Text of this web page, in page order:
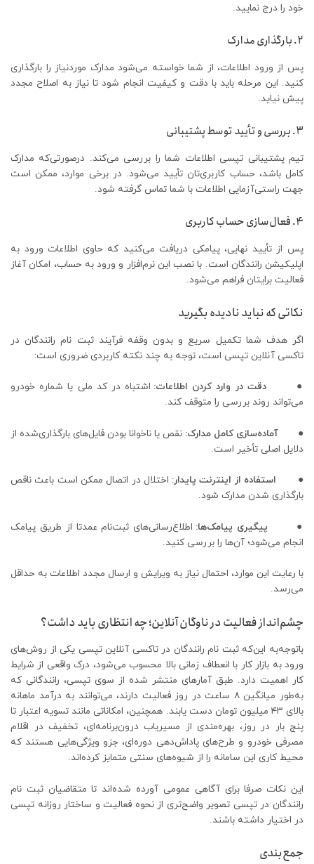
خود را درج نمایید.
۲. بارگذاری مدارک
پس از ورود اطلاعات، از شما خواسته می‌شود مدارک موردنیاز را بارگذاری
کنید. این مرحله باید با دقت و کیفیت انجام شود تا نیاز به اصلاح مجدد
پیش نیاید.
۳. بررسی و تأیید توسط پشتیبانی
تیم پشتیبانی تپسی اطلاعات شما را بررسی می‌کند. درصورتی‌که مدارک
کامل باشد، حساب کاربری‌تان تأیید می‌شود. در برخی موارد، ممکن است
جهت راستی‌آزمایی اطلاعات با شما تماس گرفته شود.
۴. فعال‌سازی حساب کاربری
پس از تأیید نهایی، پیامکی دریافت می‌کنید که حاوی اطلاعات ورود به
اپلیکیشن رانندگان است. با نصب این نرم‌افزار و ورود به حساب، امکان آغاز
فعالیت برایتان فراهم می‌شود.
نکاتی که نباید نادیده بگیرید
اگر هدف شما تکمیل سریع و بدون وقفه فرآیند ثبت نام رانندگان در
تاکسی آنلاین تپسی است، توجه به چند نکته کاربردی ضروری است:
●دقت در وارد کردن اطلاعات: اشتباه در کد ملی یا شماره خودرو
می‌تواند روند بررسی را متوقف کند.
● آماده‌سازی کامل مدارک: نقص یا ناخوانا بودن فایل‌های بارگذاری‌شده از
دلایل اصلی تأخیر است.
● استفاده از اینترنت پایدار: اختلال در اتصال ممکن است باعث ناقص
بارگذاری شدن مدارک شود.
● پیگیری پیامک‌ها: اطلاع‌رسانی‌های ثبت‌نام عمدتا از طریق پیامک
انجام می‌شود؛ آن‌ها را بررسی کنید.
با رعایت این موارد، احتمال نیاز به ویرایش و ارسال مجدد اطلاعات به حداقل
می‌رسد.
چشم‌انداز فعالیت در ناوگان آنلاین؛ چه انتظاری باید داشت؟
باتوجه‌به این‌که ثبت نام رانندگان در تاکسی آنلاین تپسی یکی از روش‌های
ورود به بازار کار با انعطاف زمانی بالا محسوب می‌شود، درک واقعی از شرایط
کار اهمیت دارد. طبق آمارهای منتشر شده از سوی تپسی، رانندگانی که
به‌طور میانگین ۸ ساعت در روز فعالیت دارند، می‌توانند به درآمد ماهانه
بالای ۴۳ میلیون تومان دست یابند. همچنین، امکاناتی مانند تسویه اعتبار تا
پنج بار در روز، بهره‌مندی از مسیر‌یاب درون‌برنامه‌ای، تخفیف در اقلام
مصرفی خودرو و طرح‌های پاداش‌دهی دوره‌ای، جزو ویژگی‌هایی هستند که
محیط کاری این سامانه را از شیوه‌های سنتی متمایز کرده‌اند.
این نکات صرفا برای آگاهی عمومی آورده شده‌اند تا متقاضیان ثبت نام
رانندگان در تپسی تصویر واضح‌تری از نحوه فعالیت و ساختار روزانه تپسی
در اختیار داشته باشند.
جمع‌بندی